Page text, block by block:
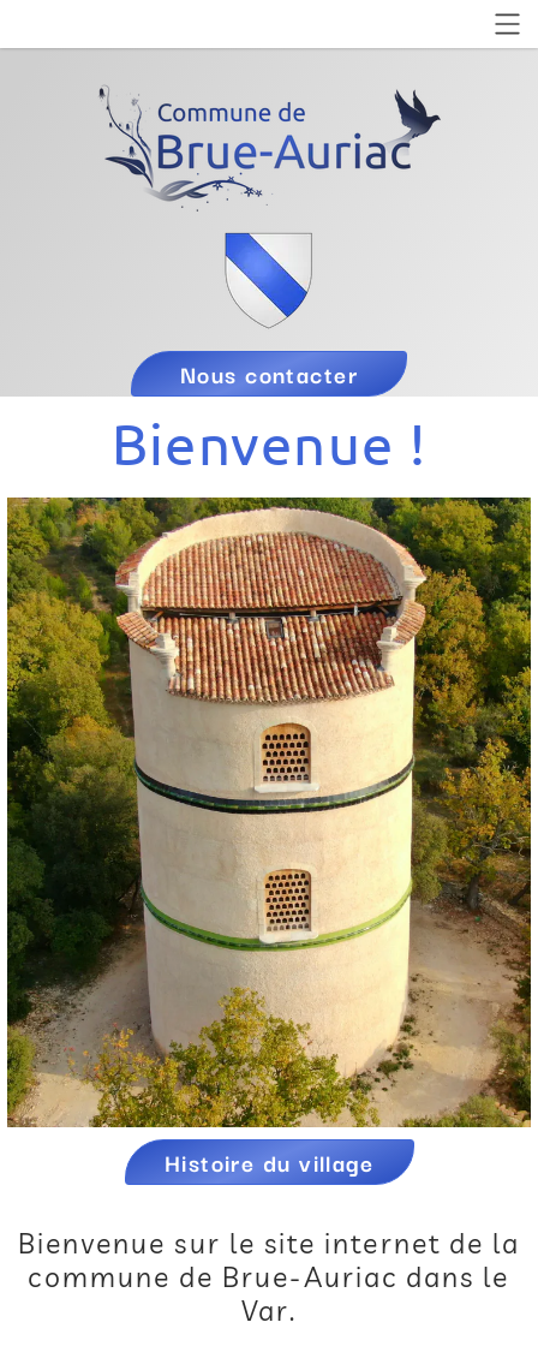
Nous contacter
Bienvenue !
Histoire du village
Bienvenue sur le site internet de la
commune de Brue-Auriac dans le
Var.